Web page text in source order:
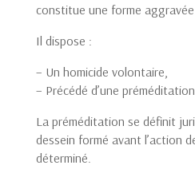
constitue une forme
Il dispose :
– Un homicide volontaire,
– Précédé d’une
La préméditation se définit
dessein formé avant l’action
déterminé.